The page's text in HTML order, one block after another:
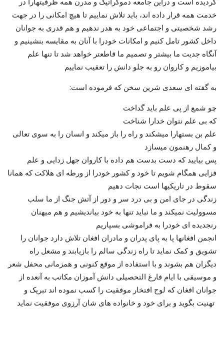
خدمت همه قرار داده اند، باید تلاش نماییم تا هیچ امکانی را در جهت
رشد شخصیتی و اجتماعی خود به هدر ندهیم و هم قدری به جوانان
داخل کشور تامل کنیم و امکانات خودرا با آنان به مقایسه بنشینیم و
آنگاه جدیت ما بیشتر و تصمیم ما قاطعتر خواهد شد تا تنها علم
بیاموزیم و کاروان رو به جلو دانش را تعقیب نماییم
:به گفته ای سعدی شرین سخن که فرموده است
چو شمع از پی علم باید گداخت
که بی علم نتوان خدارا شناخت
علم بن بستهارا میشکند و راه را باز میکند و انسان را به سوی تعالی
و کمال رهنمون میسازد
پس بیایید که دست بدست هم داده با کاروان جهل زدایی و علم
فزایی همگام شویم تا خود و کشور خودرا از ورطه ای هلاکت که همانا
سقوط در تاریکیها است نجات دهیم
زندگی در جای امن و بی درد سر و دور از آتش جنگ از ما سلب
مسوولیت نمیکند و ما نباید تنها به خود بیاندیشیم و هم میهنان
رنجدیده ای خودرا به فراموشی بسپاریم
انجمن افغانها پا به پای پدران و مادران افغان تلاش دارد جوانان را
تشویق و کمک نماید تا راه زندگی سالم را بازیابند و مشعل راه
دیگران هم بشوند و با استفاده از موقع کنونی و همزمانی محفل شعر
و موسیقی با ایام فارغ التحصیلی دانش آموزان مکاتب به آنعده از
جوانان افغان که لوح افتخار موفقیت را کسب نموده اند تبریک و